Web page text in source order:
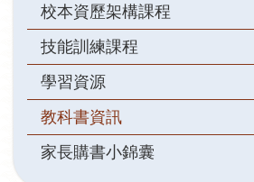
校本資歷架構課程
技能訓練課程
學習資源
教科書資訊
家長購書小錦囊